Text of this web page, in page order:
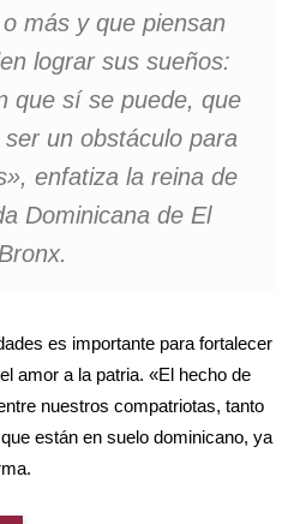
más y que piensan
lograr sus sueños:
que sí se puede, que
un obstáculo para
enfatiza la reina de
Dominicana de El
Bronx.
es importante para fortalecer
amor a la patria. «El hecho de
nuestros compatriotas, tanto
están en suelo dominicano, ya